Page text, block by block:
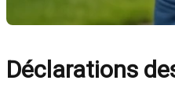
Déclarations